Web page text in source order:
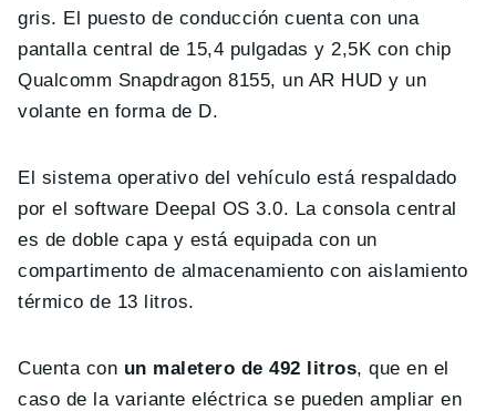
gris. El puesto de conducción cuenta con una
pantalla central de 15,4 pulgadas y 2,5K con chip
Qualcomm Snapdragon 8155, un AR HUD y un
volante en forma de D.
El sistema operativo del vehículo está respaldado
por el software Deepal OS 3.0. La consola central
es de doble capa y está equipada con un
compartimento de almacenamiento con aislamiento
térmico de 13 litros.
Cuenta con un maletero de 492 litros, que en el
caso de la variante eléctrica se pueden ampliar en